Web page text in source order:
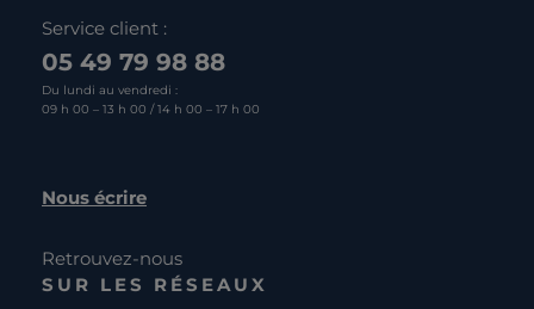
Service client :
05 49 79 98 88
Du lundi au vendredi :
09 h 00 – 13 h 00 / 14 h 00 – 17 h 00
Nous écrire
Retrouvez-nous
SUR LES RÉSEAUX